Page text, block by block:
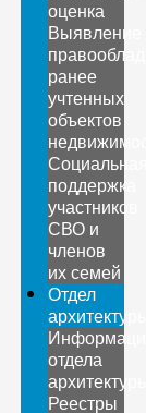
оценка
Выявление
ранее
учтенных
объектов
поддержка
участников
СВО и
членов
их семей
Отдел
отдела
Реестры